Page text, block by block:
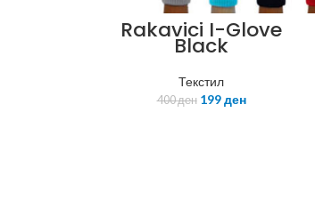
Rakavici I-Glove
Black
Текстил
400ден 199ден